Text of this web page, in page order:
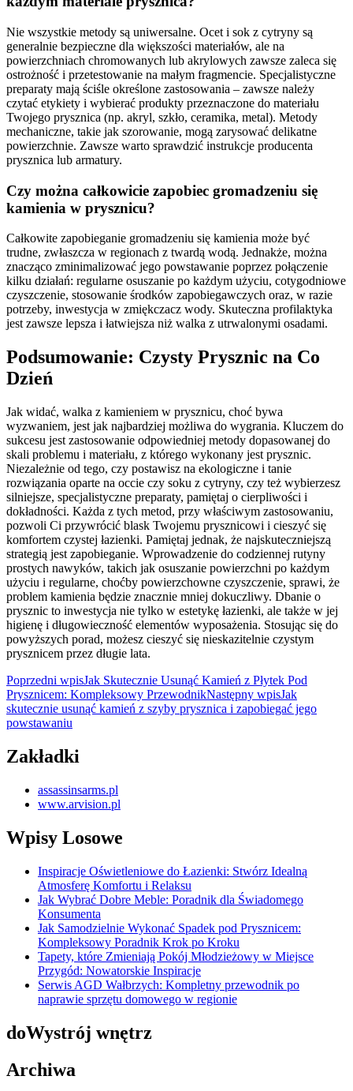
Nie wszystkie metody są uniwersalne. Ocet i sok z cytryny są
generalnie bezpieczne dla większości materiałów, ale na
powierzchniach chromowanych lub akrylowych zawsze zaleca się
ostrożność i przetestowanie na małym fragmencie. Specjalistyczne
preparaty mają ściśle określone zastosowania – zawsze należy
czytać etykiety i wybierać produkty przeznaczone do materiału
Twojego prysznica (np. akryl, szkło, ceramika, metal). Metody
mechaniczne, takie jak szorowanie, mogą zarysować delikatne
powierzchnie. Zawsze warto sprawdzić instrukcje producenta
prysznica lub armatury.
Czy można całkowicie zapobiec gromadzeniu się
kamienia w prysznicu?
Całkowite zapobieganie gromadzeniu się kamienia może być
trudne, zwłaszcza w regionach z twardą wodą. Jednakże, można
znacząco zminimalizować jego powstawanie poprzez połączenie
kilku działań: regularne osuszanie po każdym użyciu, cotygodniowe
czyszczenie, stosowanie środków zapobiegawczych oraz, w razie
potrzeby, inwestycja w zmiękczacz wody. Skuteczna profilaktyka
jest zawsze lepsza i łatwiejsza niż walka z utrwalonymi osadami.
Podsumowanie: Czysty Prysznic na Co
Dzień
Jak widać, walka z kamieniem w prysznicu, choć bywa
wyzwaniem, jest jak najbardziej możliwa do wygrania. Kluczem do
sukcesu jest zastosowanie odpowiedniej metody dopasowanej do
skali problemu i materiału, z którego wykonany jest prysznic.
Niezależnie od tego, czy postawisz na ekologiczne i tanie
rozwiązania oparte na occie czy soku z cytryny, czy też wybierzesz
silniejsze, specjalistyczne preparaty, pamiętaj o cierpliwości i
dokładności. Każda z tych metod, przy właściwym zastosowaniu,
pozwoli Ci przywrócić blask Twojemu prysznicowi i cieszyć się
komfortem czystej łazienki. Pamiętaj jednak, że najskuteczniejszą
strategią jest zapobieganie. Wprowadzenie do codziennej rutyny
prostych nawyków, takich jak osuszanie powierzchni po każdym
użyciu i regularne, choćby powierzchowne czyszczenie, sprawi, że
problem kamienia będzie znacznie mniej dokuczliwy. Dbanie o
prysznic to inwestycja nie tylko w estetykę łazienki, ale także w jej
higienę i długowieczność elementów wyposażenia. Stosując się do
powyższych porad, możesz cieszyć się nieskazitelnie czystym
prysznicem przez długie lata.
Nawigacja
wpisu
Poprzedni wpisJak Skutecznie Usunąć Kamień z Płytek Pod
Prysznicem: Kompleksowy PrzewodnikNastępny wpisJak
skutecznie usunąć kamień z szyby prysznica i zapobiegać jego
powstawaniu
Zakładki
assassinsarms.pl
www.arvision.pl
Wpisy Losowe
Inspiracje Oświetleniowe do Łazienki: Stwórz Idealną
Atmosferę Komfortu i Relaksu
Jak Wybrać Dobre Meble: Poradnik dla Świadomego
Konsumenta
Jak Samodzielnie Wykonać Spadek pod Prysznicem:
Kompleksowy Poradnik Krok po Kroku
Tapety, które Zmieniają Pokój Młodzieżowy w Miejsce
Przygód: Nowatorskie Inspiracje
Serwis AGD Wałbrzych: Kompletny przewodnik po
naprawie sprzętu domowego w regionie
doWystrój wnętrz
Archiwa